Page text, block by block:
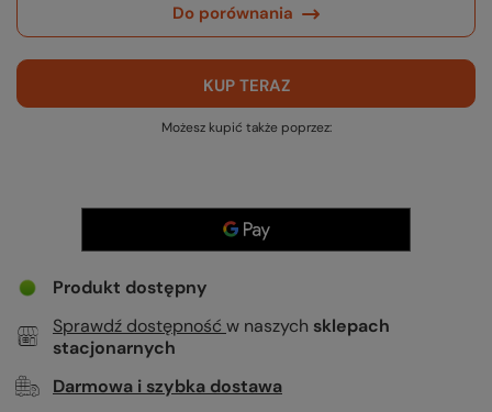
Do porównania
KUP TERAZ
Możesz kupić także poprzez:
Produkt dostępny
Sprawdź dostępność w naszych sklepach
stacjonarnych
Darmowa i szybka dostawa